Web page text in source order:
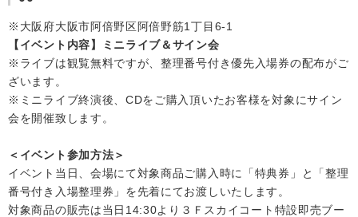
会社情報
サイトマップ
お問い合わせ
※大阪府大阪市阿倍野区阿倍野筋1丁目6-1
【イベント内容】ミニライブ＆サイン会
※ライブは観覧無料ですが、整理番号付き優先入場券の配布がご
ざいます。
※ミニライブ終演後、CDをご購入頂いたお客様を対象にサイン
会を開催致します。
＜イベント参加方法＞
イベント当日、会場にて対象商品ご購入時に「特典券」と「整理
番号付き入場整理券」を先着にてお渡しいたします。
対象商品の販売は当日14:30より３Ｆスカイコート特設即売ブー